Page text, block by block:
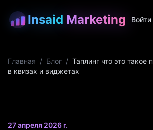
Insaid Marketing Войти
Главная / Блог / Таплинг что это
в квизах и виджетах
27 апреля 2026 г.